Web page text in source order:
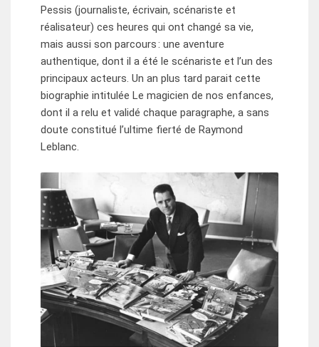
Pessis (journaliste, écrivain, scénariste et
réalisateur) ces heures qui ont changé sa vie,
mais aussi son parcours : une aventure
authentique, dont il a été le scénariste et l’un des
principaux acteurs. Un an plus tard parait cette
biographie intitulée Le magicien de nos enfances,
dont il a relu et validé chaque paragraphe, a sans
doute constitué l’ultime fierté de Raymond
Leblanc.